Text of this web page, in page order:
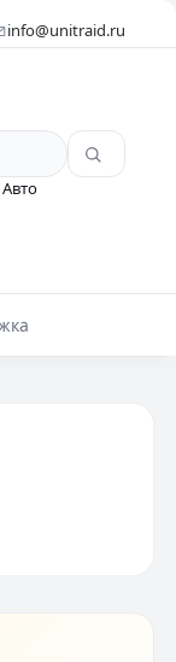
info@unitraid.ru
Авто